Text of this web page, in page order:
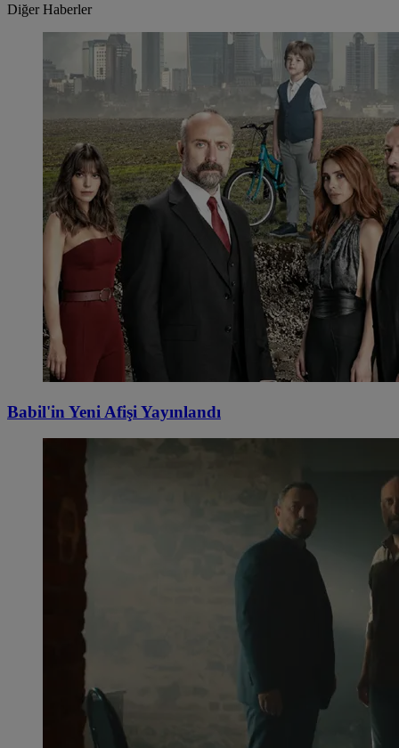
Diğer Haberler
Babil'in Yeni Afişi Yayınlandı